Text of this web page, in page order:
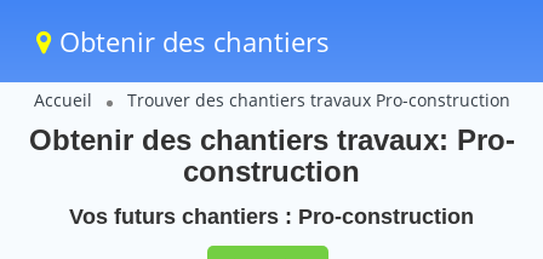
Obtenir des chantiers
Accueil Trouver des chantiers travaux Pro-construction
Obtenir des chantiers travaux: Pro-
construction
Vos futurs chantiers : Pro-construction